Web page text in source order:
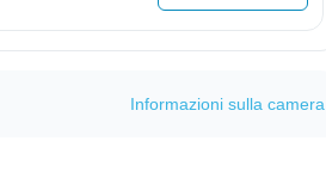
Informazioni sulla camera